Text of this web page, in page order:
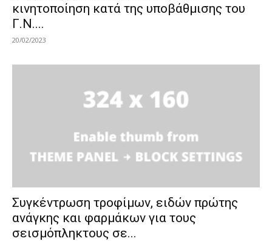
κινητοποίηση κατά της υποβάθμισης του
Γ.Ν....
20/02/2023
Συγκέντρωση τροφίμων, ειδών πρώτης
ανάγκης και φαρμάκων για τους
σεισμόπληκτους σε...